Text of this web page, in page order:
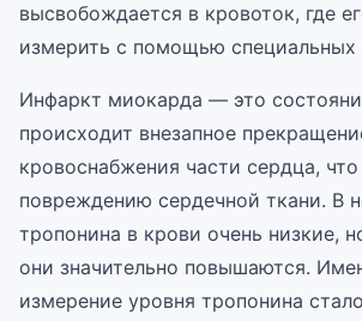
высвобождается в кровоток, где
измерить с помощью специальных
Инфаркт миокарда — это
происходит внезапное
кровоснабжения части сердца,
повреждению сердечной ткани. В
тропонина в крови очень низкие,
они значительно повышаются.
измерение уровня тропонина